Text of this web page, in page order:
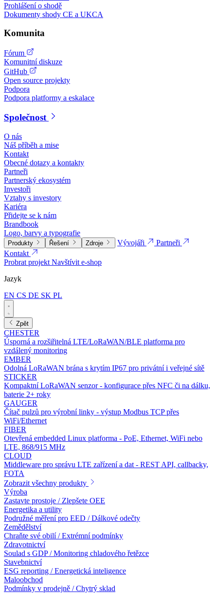
Prohlášení o shodě
Dokumenty shody CE a UKCA
Komunita
Fórum
Komunitní diskuze
GitHub
Open source projekty
Podpora
Podpora platformy a eskalace
Společnost
O nás
Náš příběh a mise
Kontakt
Obecné dotazy a kontakty
Partneři
Partnerský ekosystém
Investoři
Vztahy s investory
Kariéra
Přidejte se k nám
Brandbook
Logo, barvy a typografie
Produkty Řešení Zdroje Vývojáři
Partneři
Kontakt
Probrat projektNavštívit e-shop
Jazyk
EN CS DE SK PL
Zpět
CHESTER
Úsporná a rozšiřitelná LTE/LoRaWAN/BLE platforma pro
vzdálený monitoring
EMBER
Odolná LoRaWAN brána s krytím IP67 pro privátní i veřejné sítě
STICKER
Kompaktní LoRaWAN senzor - konfigurace přes NFC či na dálku,
baterie 2+ roky
GAUGER
Čítač pulzů pro výrobní linky - výstup Modbus TCP přes
WiFi/Ethernet
FIBER
Otevřená embedded Linux platforma - PoE, Ethernet, WiFi nebo
LTE, 868/915 MHz
CLOUD
Middleware pro správu LTE zařízení a dat - REST API, callbacky,
FOTA
Zobrazit všechny produkty
Výroba
Zastavte prostoje / Zlepšete OEE
Energetika a utility
Podružné měření pro EED / Dálkové odečty
Zemědělství
Chraňte své obilí / Extrémní podmínky
Zdravotnictví
Soulad s GDP / Monitoring chladového řetězce
Stavebnictví
ESG reporting / Energetická inteligence
Maloobchod
Podmínky v prodejně / Chytrý sklad